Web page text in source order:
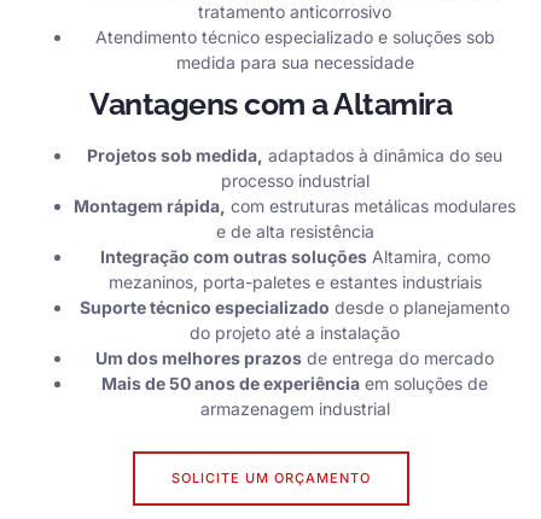
tratamento anticorrosivo
Atendimento técnico especializado e soluções sob
medida para sua necessidade
Vantagens com a Altamira
Projetos sob medida, adaptados à dinâmica do seu
processo industrial
Montagem rápida, com estruturas metálicas modulares
e de alta resistência
Integração com outras soluçõesAltamira, como
mezaninos, porta-paletes e estantes industriais
Suporte técnico especializado desde o planejamento
do projeto até a instalação
Um dos melhores prazos de entrega do mercado
Mais de 50 anos de experiência em soluções de
armazenagem industrial
SOLICITE UM ORÇAMENTO